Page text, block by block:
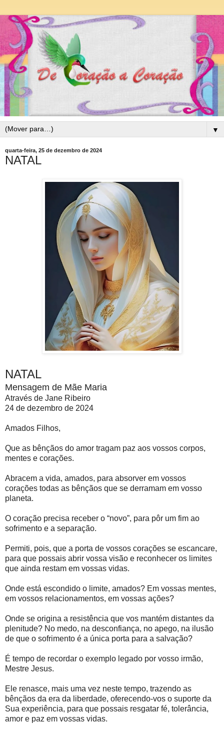
▼
quarta-feira, 25 de dezembro de 2024
NATAL
NATAL
Mensagem de Mãe Maria
Através de Jane Ribeiro
24 de dezembro de 2024
Amados Filhos,
Que as bênçãos do amor tragam paz aos vossos corpos,
mentes e corações.
Abracem a vida, amados, para absorver em vossos
corações todas as bênçãos que se derramam em vosso
planeta.
O coração precisa receber o “novo”, para pôr um fim ao
sofrimento e a separação.
Permiti, pois, que a porta de vossos corações se escancare,
para que possais abrir vossa visão e reconhecer os limites
que ainda restam em vossas vidas.
Onde está escondido o limite, amados? Em vossas mentes,
em vossos relacionamentos, em vossas ações?
Onde se origina a resistência que vos mantém distantes da
plenitude? No medo, na desconfiança, no apego, na ilusão
de que o sofrimento é a única porta para a salvação?
É tempo de recordar o exemplo legado por vosso irmão,
Mestre Jesus.
Ele renasce, mais uma vez neste tempo, trazendo as
bênçãos da era da liberdade, oferecendo-vos o suporte da
Sua experiência, para que possais resgatar fé, tolerância,
amor e paz em vossas vidas.